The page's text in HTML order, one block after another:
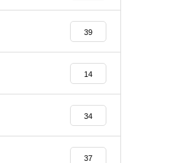
39
14
34
37